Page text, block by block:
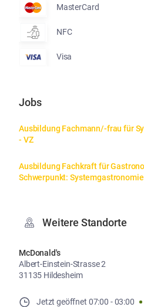
MasterCard
NFC
Visa
Jobs
Ausbildung Fachmann/-frau für
- VZ
Ausbildung Fachkraft für
Schwerpunkt: Systemgastronomie
Weitere Standorte
McDonald's
Albert-Einstein-Strasse 2
31135 Hildesheim
Jetzt geöffnet 07:00 -03:00